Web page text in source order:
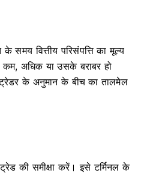
समय वित्तीय परिसंपत्ति का मूल्य
अधिक या उसके बराबर हो
के अनुमान के बीच का तालमेल
की समीक्षा करें। इसे टर्मिनल के